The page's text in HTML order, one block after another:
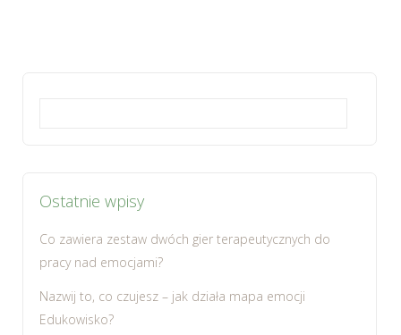
Ostatnie wpisy
Co zawiera zestaw dwóch gier terapeutycznych do
pracy nad emocjami?
Nazwij to, co czujesz – jak działa mapa emocji
Edukowisko?